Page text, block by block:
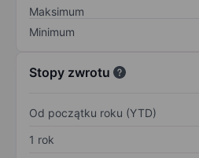
Maksimum
Minimum
Stopy zwrotu
Od początku roku (YTD)
1 rok